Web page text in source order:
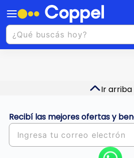
Ir arriba
Recibí las mejores ofertas y